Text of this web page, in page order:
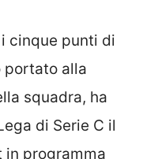
cinque punti di
portato alla
squadra, ha
di Serie C il
in programma